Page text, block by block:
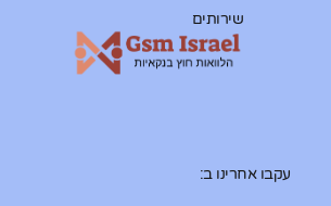
שירותים
עקבו אחרינו ב: